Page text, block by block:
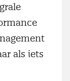
als iets